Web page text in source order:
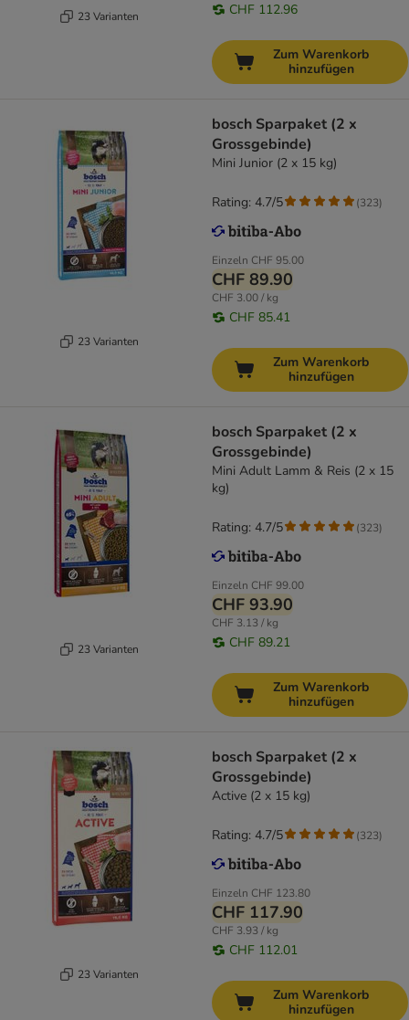
23 Varianten CHF 112.96
Zum Warenkorb
hinzufügen
23 Varianten
bosch Sparpaket (2 x
Grossgebinde)
Mini Junior (2 x 15 kg)
Einzeln CHF 95.00
CHF 89.90
CHF 3.00 / kg
CHF 85.41
Rating: 4.7/5 (323)
Zum Warenkorb
hinzufügen
23 Varianten
bosch Sparpaket (2 x
Grossgebinde)
Mini Adult Lamm & Reis (2 x 15
kg)
Einzeln CHF 99.00
CHF 93.90
CHF 3.13 / kg
CHF 89.21
Rating: 4.7/5 (323)
Zum Warenkorb
hinzufügen
23 Varianten
bosch Sparpaket (2 x
Grossgebinde)
Active (2 x 15 kg)
Einzeln CHF 123.80
CHF 117.90
CHF 3.93 / kg
CHF 112.01
Rating: 4.7/5 (323)
Zum Warenkorb
hinzufügen